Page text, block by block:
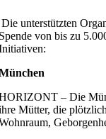
Die unterstützten
von bis zu
– Die
Mütter, die